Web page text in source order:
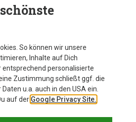
So können wir unsere
Inhalte auf Dich
entsprechend personalisierte
Zustimmung schließt ggf. die
u.a. auch in den USA ein.
auf der Google Privacy Site.